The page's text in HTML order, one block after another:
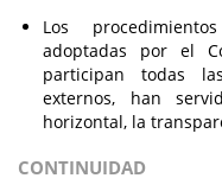
Los
adoptadas por el
participan todas
externos, han
horizontal, la
CONTINUIDAD